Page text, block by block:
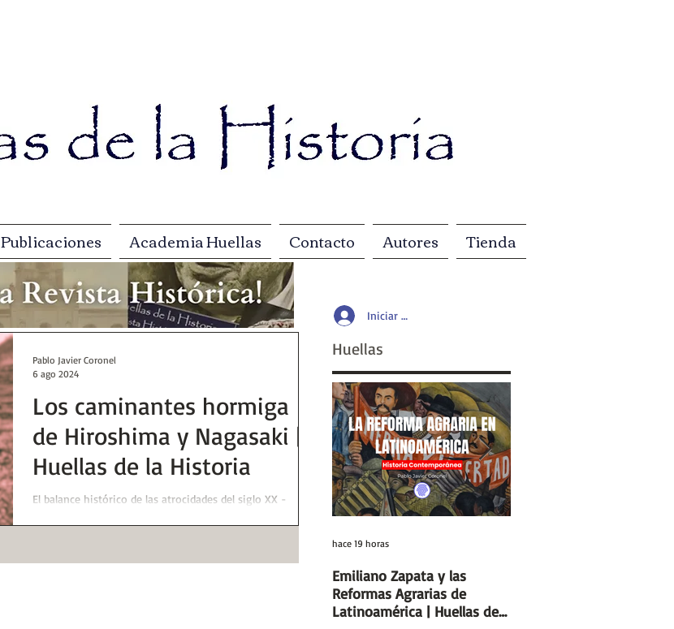
Publicaciones Academia Huellas Contacto Autores Tienda
Los caminantes hormiga
de Hiroshima y Nagasaki |
Huellas de la Historia
El balance histórico de las atrocidades del siglo XX -
Pablo Javier Coronel
6 ago 2024
Iniciar sesión
Huellas
Emiliano Zapata y las
Reformas Agrarias de
Latinoamérica | Huellas de
hace 19 horas